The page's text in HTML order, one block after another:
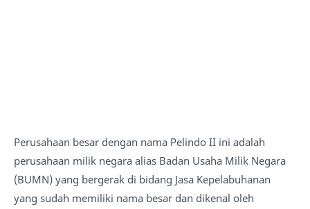
Perusahaan besar dengan nama Pelindo II ini adalah
perusahaan milik negara alias Badan Usaha Milik Negara
(BUMN) yang bergerak di bidang Jasa Kepelabuhanan
yang sudah memiliki nama besar dan dikenal oleh